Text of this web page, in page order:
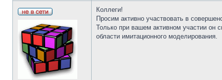
Коллеги!
Просим активно участвовать в
Только при вашем активном участии он
области имитационного моделирования.